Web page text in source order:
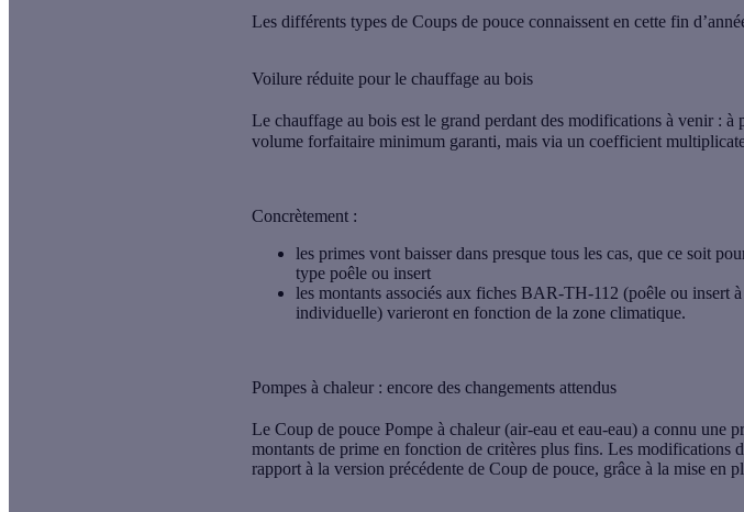
Les différents types de Coups de pouce connaissent en cette fin
Voilure réduite pour le chauffage au bois
Le chauffage au bois est le grand perdant des modifications à venir : à
volume forfaitaire minimum garanti, mais via un coefficient
Concrètement :
les primes vont baisser dans presque tous les cas, que ce soit
type poêle ou insert
les montants associés aux fiches BAR-TH-112 (poêle ou insert
individuelle) varieront en fonction de la zone climatique.
Pompes à chaleur : encore des changements attendus
Le Coup de pouce Pompe à chaleur (air-eau et eau-eau) a connu une
montants de prime en fonction de critères plus fins. Les modifications
rapport à la version précédente de Coup de pouce, grâce à la mise en